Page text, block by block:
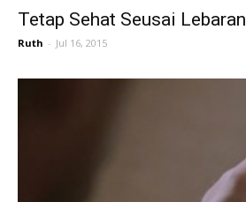
Tetap Sehat Seusai Lebaran
Ruth - Jul 16, 2015